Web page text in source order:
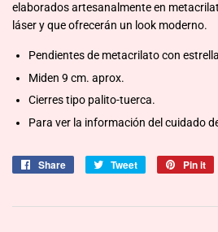
elaborados artesanalmente en
láser y que ofrecerán un look moderno.
Pendientes de metacrilato con
Miden 9 cm. aprox.
Cierres tipo palito-tuerca.
Para ver la información del cuidado
Share
Share
Tweet
Tweet
Pin it